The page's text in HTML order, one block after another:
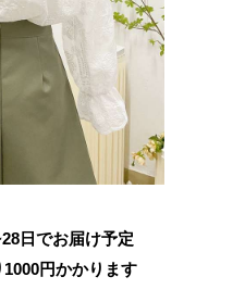
日でお届け予定
1000円かかります